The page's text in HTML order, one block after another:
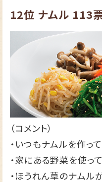
12位 ナムル 113
（コメント）
・いつもナムルを作っ
・家にある野菜を使っ
・ほうれん草のナムル